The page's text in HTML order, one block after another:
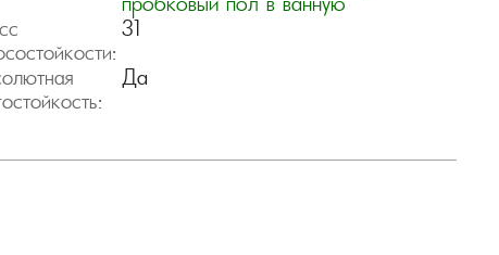
пробковый пол в ванную
31
Да